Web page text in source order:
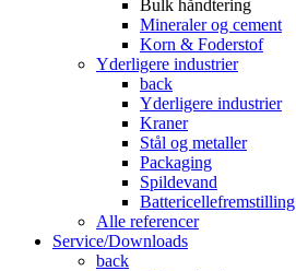
Bulk håndtering
Mineraler og cement
Korn & Foderstof
Yderligere industrier
back
Yderligere industrier
Kraner
Stål og metaller
Packaging
Spildevand
Battericellefremstilling
Alle referencer
Service/Downloads
back